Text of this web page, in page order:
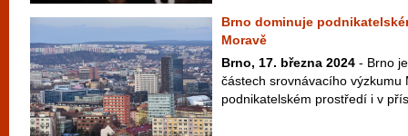
Brno dominuje
Moravě
Brno, 17. března 2024 - Brno
částech srovnávacího výzkumu
podnikatelském prostředí i v